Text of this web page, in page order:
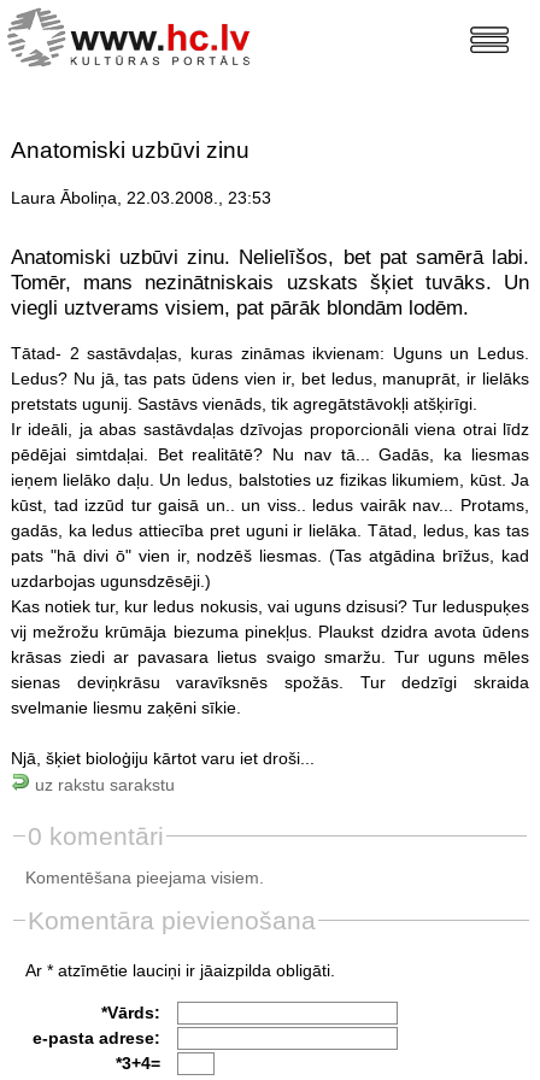
Anatomiski uzbūvi zinu
Laura Āboliņa, 22.03.2008., 23:53
Anatomiski uzbūvi zinu. Nelielīšos, bet pat samērā labi.
Tomēr, mans nezinātniskais uzskats šķiet tuvāks. Un
viegli uztverams visiem, pat pārāk blondām lodēm.
Tātad- 2 sastāvdaļas, kuras zināmas ikvienam: Uguns un Ledus.
Ledus? Nu jā, tas pats ūdens vien ir, bet ledus, manuprāt, ir lielāks
pretstats ugunij. Sastāvs vienāds, tik agregātstāvokļi atšķirīgi.
Ir ideāli, ja abas sastāvdaļas dzīvojas proporcionāli viena otrai līdz
pēdējai simtdaļai. Bet realitātē? Nu nav tā... Gadās, ka liesmas
ieņem lielāko daļu. Un ledus, balstoties uz fizikas likumiem, kūst. Ja
kūst, tad izzūd tur gaisā un.. un viss.. ledus vairāk nav... Protams,
gadās, ka ledus attiecība pret uguni ir lielāka. Tātad, ledus, kas tas
pats "hā divi ō" vien ir, nodzēš liesmas. (Tas atgādina brīžus, kad
uzdarbojas ugunsdzēsēji.)
Kas notiek tur, kur ledus nokusis, vai uguns dzisusi? Tur leduspuķes
vij mežrožu krūmāja biezuma pinekļus. Plaukst dzidra avota ūdens
krāsas ziedi ar pavasara lietus svaigo smaržu. Tur uguns mēles
sienas deviņkrāsu varavīksnēs spožās. Tur dedzīgi skraida
svelmanie liesmu zaķēni sīkie.
Njā, šķiet bioloģiju kārtot varu iet droši...
uz rakstu sarakstu
0 komentāri
Komentēšana pieejama visiem.
Komentāra pievienošana
Ar * atzīmētie lauciņi ir jāaizpilda obligāti.
*Vārds:
e-pasta adrese:
*3+4=